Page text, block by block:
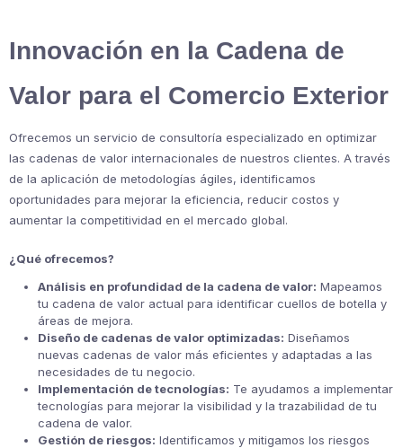
Innovación en la Cadena de
Valor para el Comercio Exterior
Ofrecemos un servicio de consultoría especializado en optimizar
las cadenas de valor internacionales de nuestros clientes. A través
de la aplicación de metodologías ágiles, identificamos
oportunidades para mejorar la eficiencia, reducir costos y
aumentar la competitividad en el mercado global.
¿Qué ofrecemos?
Análisis en profundidad de la cadena de valor: Mapeamos
tu cadena de valor actual para identificar cuellos de botella y
áreas de mejora.
Diseño de cadenas de valor optimizadas: Diseñamos
nuevas cadenas de valor más eficientes y adaptadas a las
necesidades de tu negocio.
Implementación de tecnologías: Te ayudamos a implementar
tecnologías para mejorar la visibilidad y la trazabilidad de tu
cadena de valor.
Gestión de riesgos: Identificamos y mitigamos los riesgos